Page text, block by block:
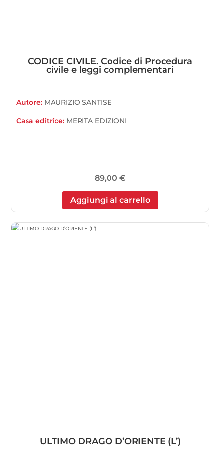
CODICE CIVILE. Codice di Procedura
civile e leggi complementari
Autore: MAURIZIO SANTISE
Casa editrice: MERITA EDIZIONI
89,00 €
Aggiungi al carrello
ULTIMO DRAGO D’ORIENTE (L’)